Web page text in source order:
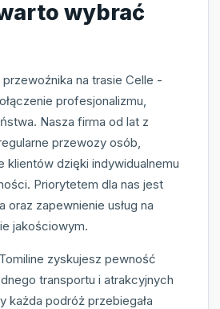
wybrać
na trasie Celle -
profesjonalizmu,
Nasza firma od lat z
przewozy osób,
klientów dzięki indywidualnemu
Priorytetem dla nas jest
oraz zapewnienie usług na
jakościowym.
zyskujesz pewność
transportu i atrakcyjnych
każda podróż przebiegała